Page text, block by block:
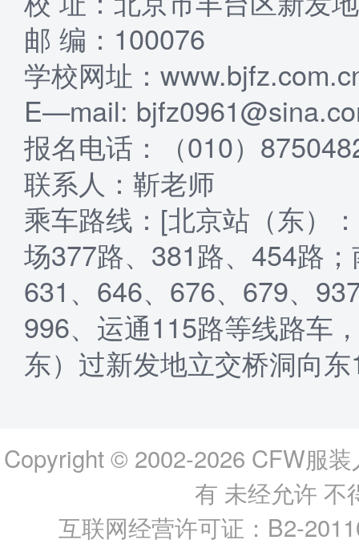
邮 编：100076
学校网址：
E—mail:
报名电话：（010）
联系人：靳老师
乘车路线：[北京站（东）
场377路、381路、454路
631、646、676、679、
996、运通115路等线路车
东）过新发地立交桥洞向
Copyright © 2002-2026 CFW服
有 未经允许 不
互联网经营许可证：B2-